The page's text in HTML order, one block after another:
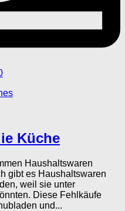
Küche
Haushaltswaren
gibt es Haushaltswaren
weil sie unter
Diese Fehlkäufe
und...